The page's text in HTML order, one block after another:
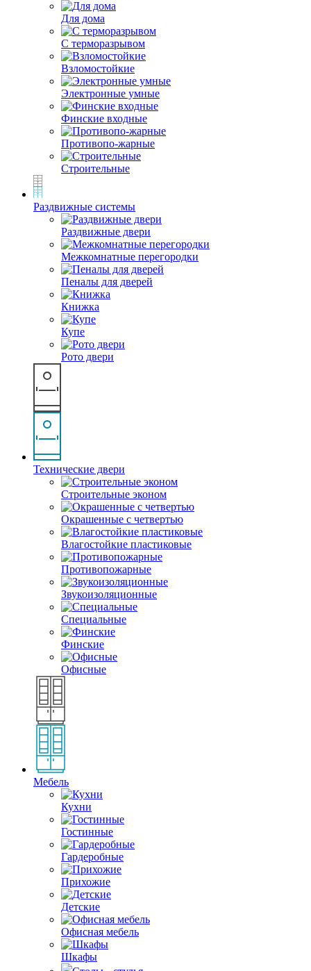
Для дома
С терморазрывом
Взломостойкие
Электронные умные
Финские входные
Противопо-жарные
Строительные
Раздвижные системы
Раздвижные двери
Межкомнатные перегородки
Пеналы для дверей
Книжка
Купе
Рото двери
Технические двери
Строительные эконом
Окрашенные с четвертью
Влагостойкие пластиковые
Противопожарные
Звукоизоляционные
Специальные
Финские
Офисные
Мебель
Кухни
Гостинные
Гардеробные
Прихожие
Детские
Офисная мебель
Шкафы